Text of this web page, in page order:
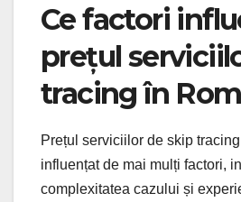
Ce factori
prețul
tracing în
Prețul serviciilor de skip
influențat de mai mulți factori,
complexitatea cazului și